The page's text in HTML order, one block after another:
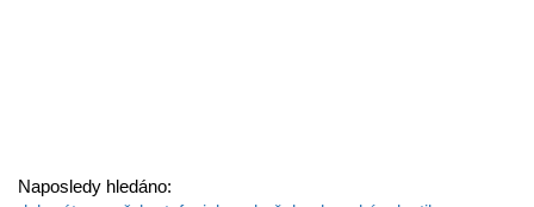
Naposledy hledáno: